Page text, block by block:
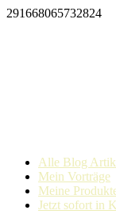
291668065732824
Alle Blog
Mein Vorträge
Meine
Jetzt sofort in